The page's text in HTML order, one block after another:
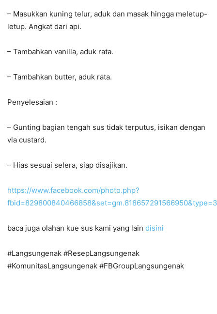
– Masukkan kuning telur, aduk dan masak hingga meletup-
letup. Angkat dari api.
– Tambahkan vanilla, aduk rata.
– Tambahkan butter, aduk rata.
Penyelesaian :
– Gunting bagian tengah sus tidak terputus, isikan dengan
vla custard.
– Hias sesuai selera, siap disajikan.
https://www.facebook.com/photo.php?
fbid=829800840466858&set=gm.818657291566950&type=3
baca juga olahan kue sus kami yang lain disini
#Langsungenak #ResepLangsungenak
#KomunitasLangsungenak #FBGroupLangsungenak